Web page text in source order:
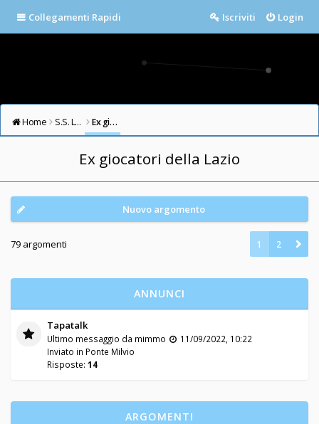
Collegamenti Rapidi Login
Iscriviti
Home S.S. LAZIO FORUM Ex giocatori della Lazio
Ex giocatori della Lazio
Nuovo argomento
79 argomenti 1 2
ANNUNCI
Tapatalk
Ultimo messaggio da mimmo
11/09/2022, 10:22
Inviato in Ponte Milvio
Risposte: 14
ARGOMENTI